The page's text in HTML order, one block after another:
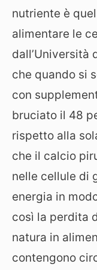
nutriente è
alimentare le
dall’Università
che quando si
con
bruciato il 48
rispetto alla
che il calcio
nelle cellule di
energia in
così la perdita
natura in
contengono